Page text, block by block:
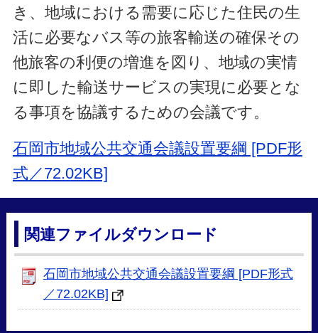
き、地域における需要に応じた住民の生
活に必要なバス等の旅客輸送の確保その
他旅客の利便の増進を図り、地域の実情
に即した輸送サービスの実現に必要とな
る事項を協議するための会議です。
石岡市地域公共交通会議設置要綱 [PDF形
式／72.02KB]
関連ファイルダウンロード
石岡市地域公共交通会議設置要綱 [PDF形式
／72.02KB]